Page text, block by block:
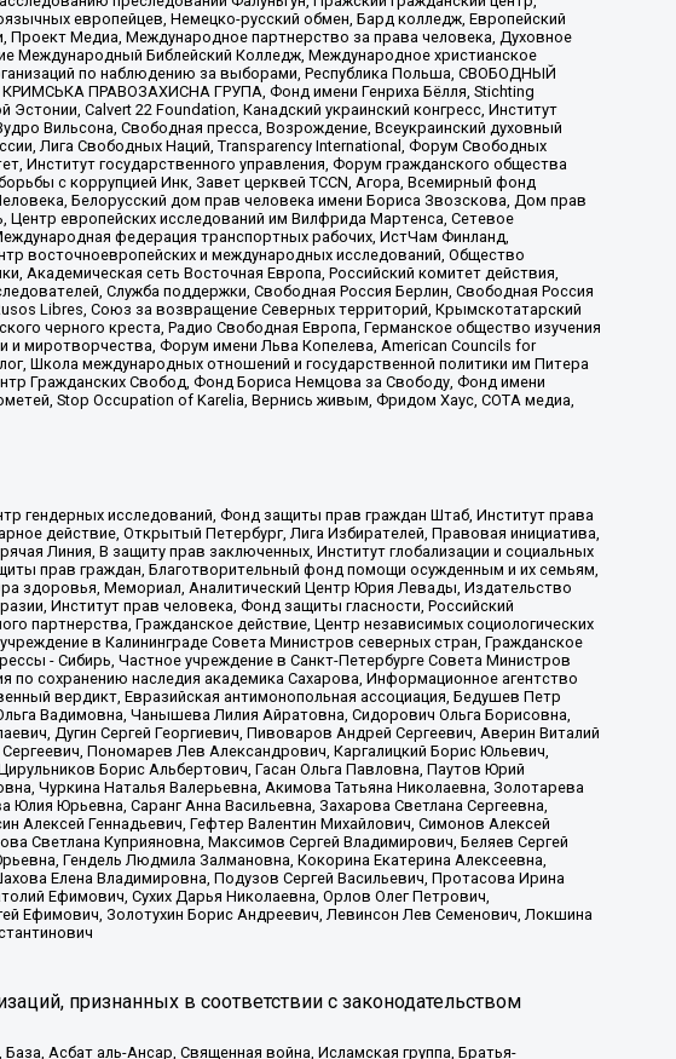
европейцев, Немецко-русский обмен, Бард колледж, Европейский
Медиа, Международное партнерство за права человека, Духовное
Международный Библейский Колледж, Международное христианское
по наблюдению за выборами, Республика Польша, СВОБОДНЫЙ
ПРАВОЗАХИСНА ГРУПА, Фонд имени Генриха Бёлля, Stichting
Calvert 22 Foundation, Канадский украинский конгресс, Институт
Вильсона, Свободная пресса, Возрождение, Всеукраинский духовный
Лига Свободных Наций, Transparеncy International, Форум Свободных
Институт государственного управления, Форум гражданского общества
с коррупцией Инк, Завет церквей TCCN, Агора, Всемирный фонд
Белорусский дом прав человека имени Бориса Звозскова, Дом прав
европейских исследований им Вилфрида Мартенса, Сетевое
федерация транспортных рабочих, ИстЧам Финланд,
восточноевропейских и международных исследований, Общество
Академическая сеть Восточная Европа, Российский комитет действия,
Служба поддержки, Свободная Россия Берлин, Свободная Россия
Libres, Союз за возвращение Северных территорий, Крымскотатарский
черного креста, Радио Свободная Европа, Германское общество изучения
миротворчества, Форум имени Льва Копелева, American Councils for
Школа международных отношений и государственной политики им Питера
Гражданских Свобод, Фонд Бориса Немцова за Свободу, Фонд имени
Stop Occupation of Karelia, Вернись живым, Фридом Хаус, СОТА медиа,
гендерных исследований, Фонд защиты прав граждан Штаб, Институт права
действие, Открытый Петербург, Лига Избирателей, Правовая инициатива,
Линия, В защиту прав заключенных, Институт глобализации и социальных
прав граждан, Благотворительный фонд помощи осужденным и их семьям,
здоровья, Мемориал, Аналитический Центр Юрия Левады, Издательство
Институт прав человека, Фонд защиты гласности, Российский
партнерства, Гражданское действие, Центр независимых социологических
в Калининграде Совета Министров северных стран, Гражданское
- Сибирь, Частное учреждение в Санкт-Петербурге Совета Министров
сохранению наследия академика Сахарова, Информационное агентство
вердикт, Евразийская антимонопольная ассоциация, Бедушев Петр
Вадимовна, Чанышева Лилия Айратовна, Сидорович Ольга Борисовна,
Дугин Сергей Георгиевич, Пивоваров Андрей Сергеевич, Аверин Виталий
Пономарев Лев Александрович, Каргалицкий Борис Юльевич,
Борис Альбертович, Гасан Ольга Павловна, Паутов Юрий
Чуркина Наталья Валерьевна, Акимова Татьяна Николаевна, Золотарева
Юрьевна, Саранг Анна Васильевна, Захарова Светлана Сергеевна,
Геннадьевич, Гефтер Валентин Михайлович, Симонов Алексей
Светлана Куприяновна, Максимов Сергей Владимирович, Беляев Сергей
Гендель Людмила Залмановна, Кокорина Екатерина Алексеевна,
Елена Владимировна, Подузов Сергей Васильевич, Протасова Ирина
Ефимович, Сухих Дарья Николаевна, Орлов Олег Петрович,
Ефимович, Золотухин Борис Андреевич, Левинсон Лев Семенович, Локшина
признанных в соответствии с законодательством
Асбат аль-Ансар, Священная война, Исламская группа, Братья-